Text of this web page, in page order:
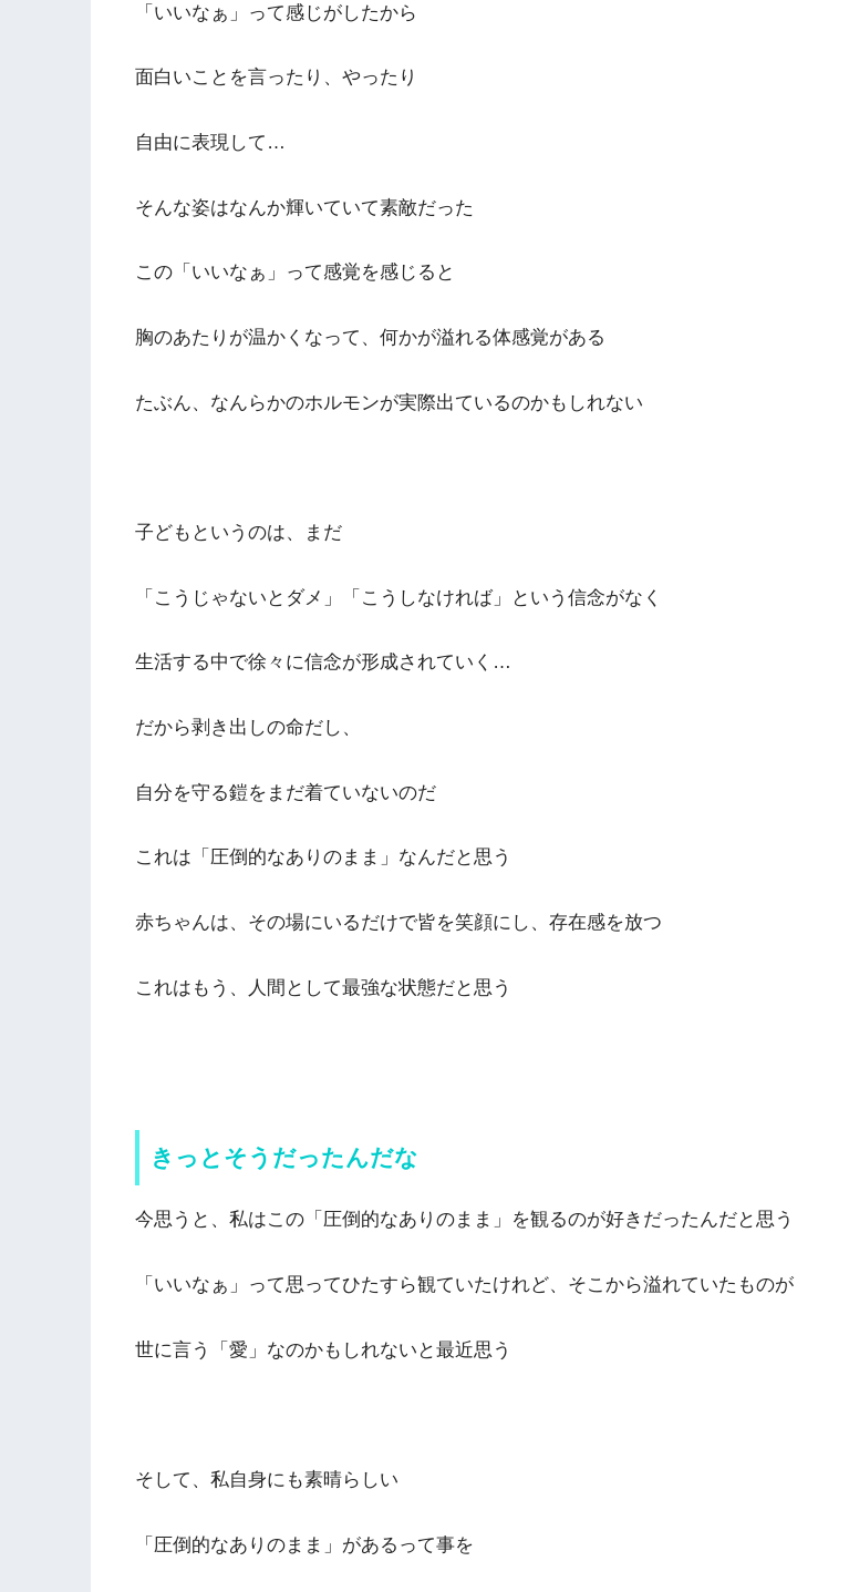
「いいなぁ」って感じがしたから
面白いことを言ったり、やったり
自由に表現して…
そんな姿はなんか輝いていて素敵だった
この「いいなぁ」って感覚を感じると
胸のあたりが温かくなって、何かが溢れる体感覚がある
たぶん、なんらかのホルモンが実際出ているのかもしれない
子どもというのは、まだ
「こうじゃないとダメ」「こうしなければ」という信念がなく
生活する中で徐々に信念が形成されていく…
だから剥き出しの命だし、
自分を守る鎧をまだ着ていないのだ
これは「圧倒的なありのまま」なんだと思う
赤ちゃんは、その場にいるだけで皆を笑顔にし、存在感を放つ
これはもう、人間として最強な状態だと思う
きっとそうだったんだな
今思うと、私はこの「圧倒的なありのまま」を観るのが好きだったんだと思う
「いいなぁ」って思ってひたすら観ていたけれど、そこから溢れていたものが
世に言う「愛」なのかもしれないと最近思う
そして、私自身にも素晴らしい
「圧倒的なありのまま」があるって事を